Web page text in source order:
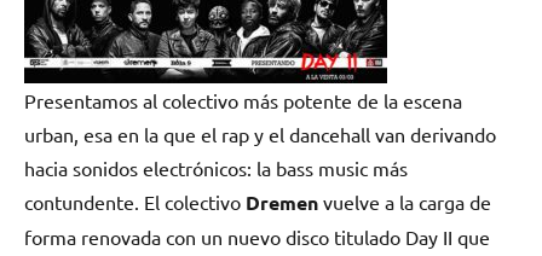
Presentamos al colectivo más potente de la escena
urban, esa en la que el rap y el dancehall van derivando
hacia sonidos electrónicos: la bass music más
contundente. El colectivo Dremen vuelve a la carga de
forma renovada con un nuevo disco titulado Day II que